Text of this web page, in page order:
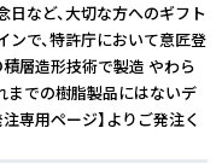
日など、大切な方へのギフト
で、特許庁において意匠登
層造形技術で製造 やわら
までの樹脂製品にはないデ
専用ページ】よりご発注く